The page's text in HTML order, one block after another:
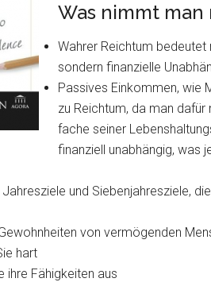
Was nimmt man
Wahrer Reichtum bedeutet
sondern finanzielle
Passives Einkommen, wie
zu Reichtum, da man
fache seiner
finanziell unabhängig, was
und Siebenjahresziele,
von vermögenden
hart
ihre Fähigkeiten aus